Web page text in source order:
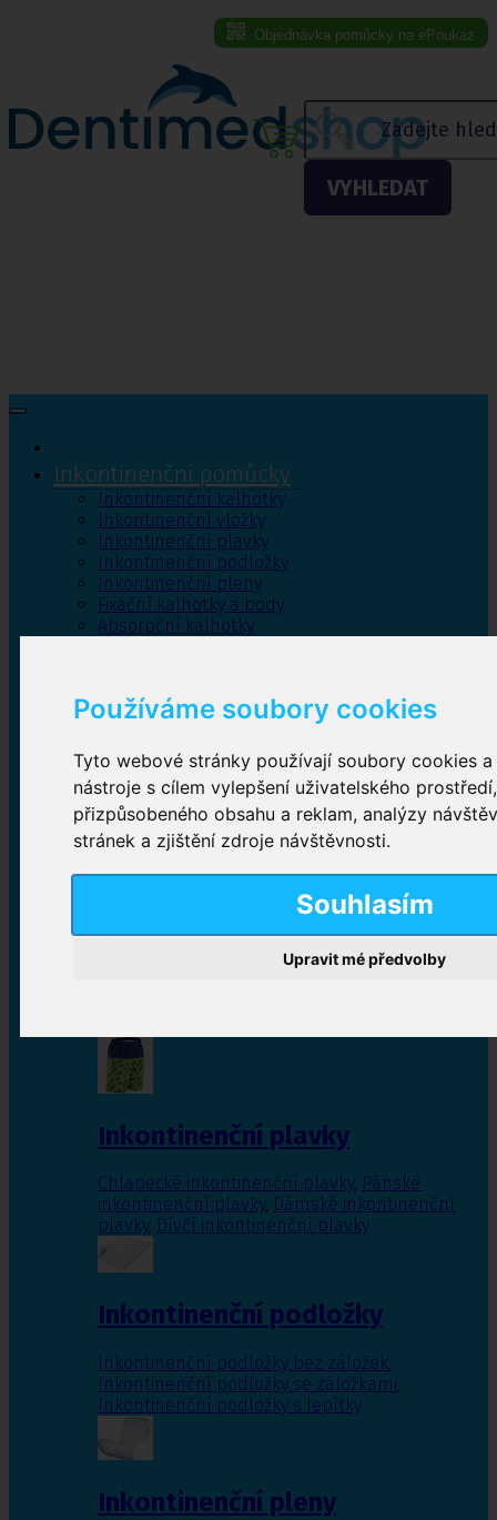
Používáme soubory cookies
Tyto webové stránky používají soubory cookies
nástroje s cílem vylepšení uživatelského
přizpůsobeného obsahu a reklam, analýzy
stránek a zjištění zdroje návštěvnosti.
Souhlasím
Upravit mé předvolby
Objednávka pomůcky na ePoukaz
VYHLEDAT
Inkontinenční pomůcky
Inkontinenční kalhotky
Inkontinenční vložky
Inkontinenční plavky
Inkontinenční podložky
Inkontinenční pleny
Fixační kalhotky a body
Absorpční kalhotky
Inkontinenční kalhotky
Plenkové kalhotky navlékací,Plenkové kalhotky
zalepovací,Inkontinenční kalhotky dámské
Inkontinenční vložky
Inkontinenční plavky
Chlapecké inkontinenční plavky, Pánské
inkontinenční plavky, Dámské inkontinenční
plavky, Dívčí inkontinenční plavky
Inkontinenční podložky
Inkontinenční podložky bez záložek,
Inkontinenční podložky se záložkami,
Inkontinenční podložky s lepítky
Inkontinenční pleny